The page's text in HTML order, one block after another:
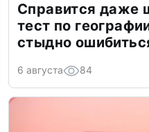
Справится даже
тест по
стыдно
6 августа 84